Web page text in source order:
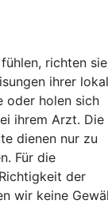
richten sie
ihrer
oder holen sich
ihrem Arzt. Die
dienen nur zu
Für die
der
wir keine